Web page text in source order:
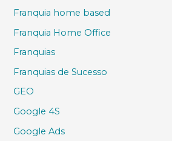
Franquia home based
Franquia Home Office
Franquias
Franquias de Sucesso
GEO
Google 4S
Google Ads